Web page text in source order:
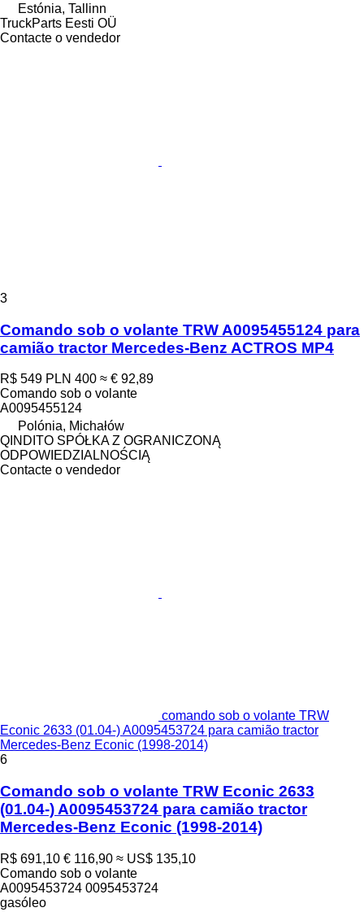
Estónia, Tallinn
TruckParts Eesti OÜ
Contacte o vendedor
3
Comando sob o volante TRW A0095455124 para
camião tractor Mercedes-Benz ACTROS MP4
R$ 549 PLN 400 ≈ € 92,89
Comando sob o volante
A0095455124
Polónia, Michałów
QINDITO SPÓŁKA Z OGRANICZONĄ
ODPOWIEDZIALNOŚCIĄ
Contacte o vendedor
comando sob o volante TRW
Econic 2633 (01.04-) A0095453724 para camião tractor
Mercedes-Benz Econic (1998-2014)
6
Comando sob o volante TRW Econic 2633
(01.04-) A0095453724 para camião tractor
Mercedes-Benz Econic (1998-2014)
R$ 691,10 € 116,90 ≈ US$ 135,10
Comando sob o volante
A0095453724 0095453724
gasóleo